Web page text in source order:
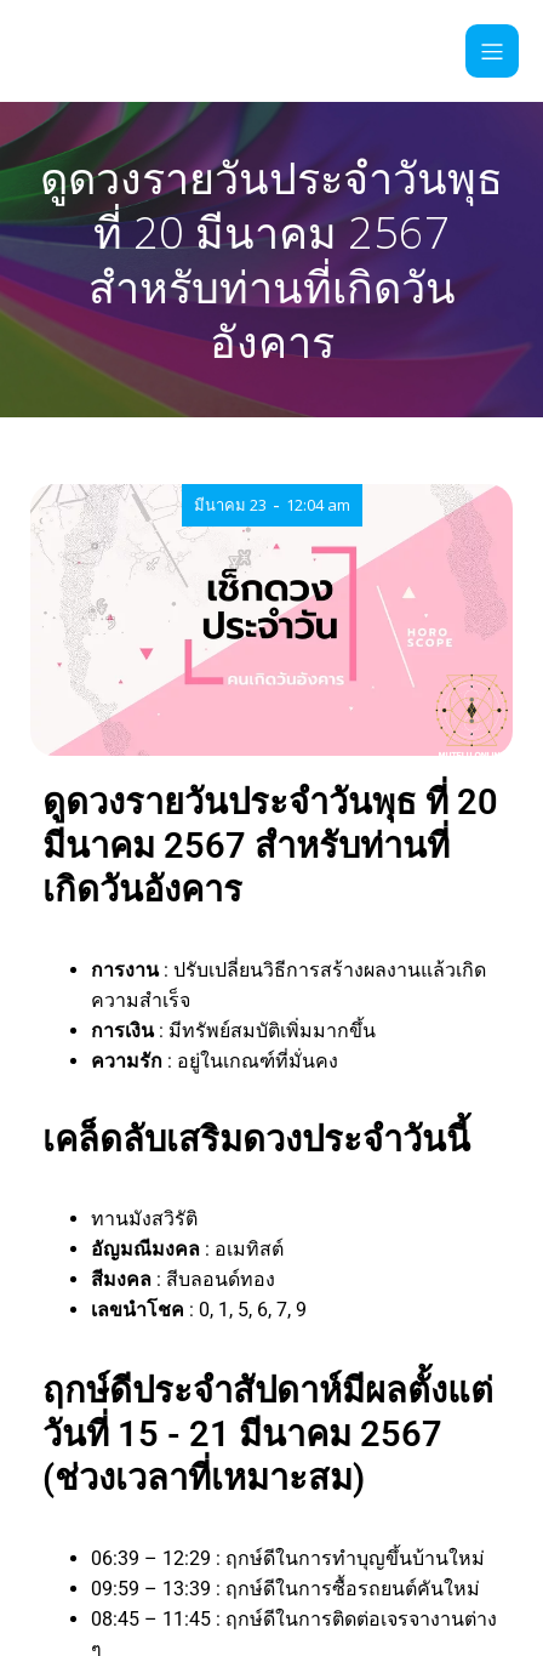
ดูดวงรายวันประจำวันพุธ
ที่ 20 มีนาคม 2567
สำหรับท่านที่เกิดวัน
อังคาร
มีนาคม 23 - 12:04 am
ดูดวงรายวันประจำวันพุธ ที่ 20
มีนาคม 2567 สำหรับท่านที่
เกิดวันอังคาร
การงาน: ปรับเปลี่ยนวิธีการสร้างผลงานแล้วเกิด
ความสำเร็จ
การเงิน: มีทรัพย์สมบัติเพิ่มมากขึ้น
ความรัก : อยู่ในเกณฑ์ที่มั่นคง
เคล็ดลับเสริมดวงประจำวันนี้
ทานมังสวิรัติ
อัญมณีมงคล : อเมทิสต์
สีมงคล : สีบลอนด์ทอง
เลขนำโชค : 0, 1, 5, 6, 7, 9
ฤกษ์ดีประจำสัปดาห์มีผลตั้งแต่
วันที่ 15 - 21 มีนาคม 2567
(ช่วงเวลาที่เหมาะสม)
06:39 – 12:29 : ฤกษ์ดีในการทำบุญขึ้นบ้านใหม่
09:59 – 13:39 : ฤกษ์ดีในการซื้อรถยนต์คันใหม่
08:45 – 11:45 : ฤกษ์ดีในการติดต่อเจรจางานต่าง
ๆ